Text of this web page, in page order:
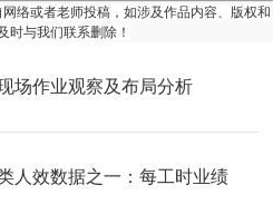
络或者老师投稿，如涉及作品内容、版权和
时与我们联系删除！
场作业观察及布局分析
人效数据之一：每工时业绩